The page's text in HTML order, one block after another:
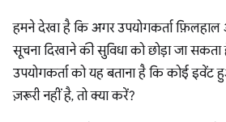
हमने देखा है कि अगर उपयोगकर्ता फ़िलहाल
सूचना दिखाने की सुविधा को छोड़ा जा
उपयोगकर्ता को यह बताना है कि कोई
ज़रूरी नहीं है, तो क्या करें?